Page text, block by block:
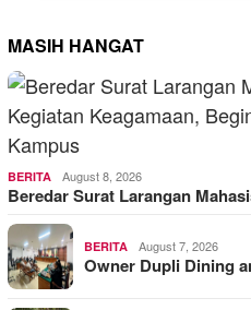
MASIH HANGAT
BERITA August 8, 2026
Beredar Surat Larangan
BERITA August 7, 2026
Owner Dupli Dining